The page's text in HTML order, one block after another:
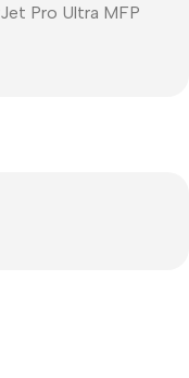
Pro Ultra MFP